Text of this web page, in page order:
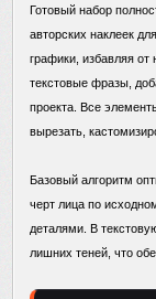
Готовый набор
авторских наклеек
графики, избавляя
текстовые фразы,
проекта. Все
вырезать,
Базовый алгоритм
черт лица по
деталями. В
лишних теней, что